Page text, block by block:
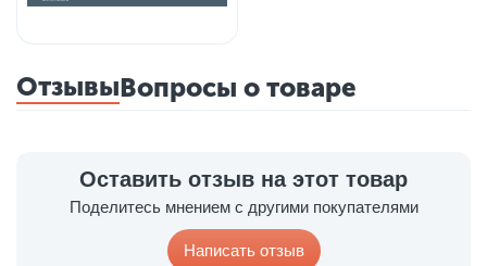
ОтзывыВопросы о товаре
Оставить отзыв на этот товар
Поделитесь мнением с другими покупателями
Написать отзыв